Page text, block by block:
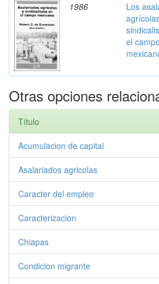
1986
Los
el campo
Otras opciones
Título
Acumulacion de capital
Asalariados agricolas
Caracter del empleo
Caracterizacion
Chiapas
Condicion migrante